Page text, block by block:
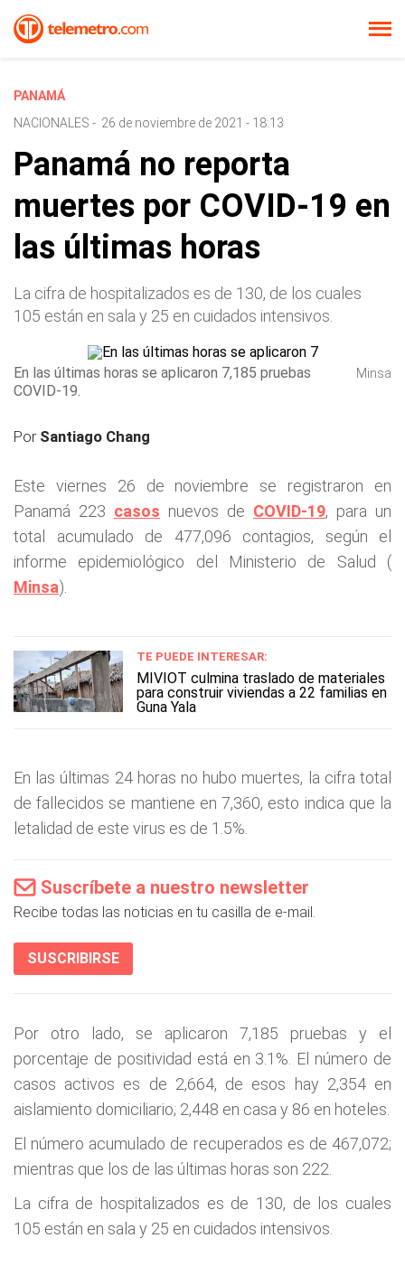
PANAMÁ
NACIONALES - 26 de noviembre de 2021 - 18:13
Panamá no reporta
muertes por COVID-19 en
las últimas horas
La cifra de hospitalizados es de 130, de los cuales
105 están en sala y 25 en cuidados intensivos.
En las últimas horas se aplicaron 7,185 pruebas
COVID-19.
Minsa
Por Santiago Chang
Este viernes 26 de noviembre se registraron en
Panamá 223 casos nuevos de COVID-19, para un
total acumulado de 477,096 contagios, según el
informe epidemiológico del Ministerio de Salud (
Minsa).
TE PUEDE INTERESAR:
MIVIOT culmina traslado de materiales
para construir viviendas a 22 familias en
Guna Yala
En las últimas 24 horas no hubo muertes, la cifra total
de fallecidos se mantiene en 7,360, esto indica que la
letalidad de este virus es de 1.5%.
Suscríbete a nuestro newsletter
Recibe todas las noticias en tu casilla de e-mail.
SUSCRIBIRSE
Por otro lado, se aplicaron 7,185 pruebas y el
porcentaje de positividad está en 3.1%. El número de
casos activos es de 2,664, de esos hay 2,354 en
aislamiento domiciliario; 2,448 en casa y 86 en hoteles.
El número acumulado de recuperados es de 467,072;
mientras que los de las últimas horas son 222.
La cifra de hospitalizados es de 130, de los cuales
105 están en sala y 25 en cuidados intensivos.